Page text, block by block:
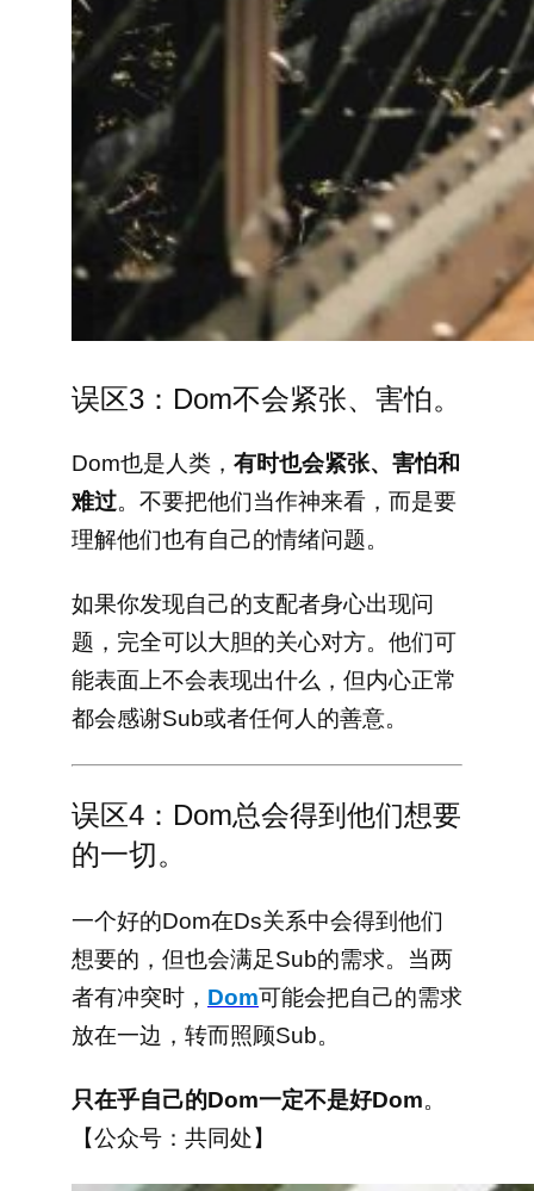
误区3：Dom不会紧张、害怕。
Dom也是人类， 有时也会紧张、害怕和
难过。不要把他们当作神来看，而是要
理解他们也有自己的情绪问题。
如果你发现自己的支配者身心出现问
题，完全可以大胆的关心对方。他们可
能表面上不会表现出什么，但内心正常
都会感谢Sub或者任何人的善意。
误区4：Dom总会得到他们想要
的一切。
一个好的Dom在Ds关系中会得到他们
想要的，但也会满足Sub的需求。当两
者有冲突时， Dom可能会把自己的需求
放在一边，转而照顾Sub。
只在乎自己的Dom一定不是好Dom。
【公众号：共同处】